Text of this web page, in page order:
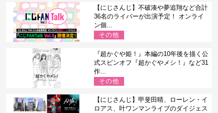
【にじさんじ】不破湊や夢追翔など合計
36名のライバーが出演予定！ オンライ
ン個...
その他
『超かぐや姫！』本編の10年後を描く公
式スピンオフ『超かぐやメシ！』など31
作...
その他
【にじさんじ】甲斐田晴、ローレン・イ
ロアス、叶ワンマンライブのダイジェス